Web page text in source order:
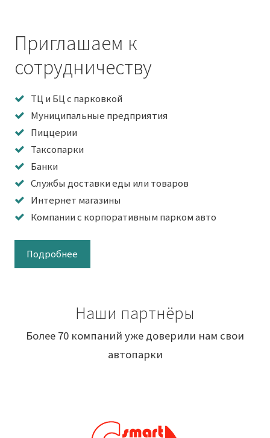
Приглашаем к
сотрудничеству
ТЦ и БЦ с парковкой
Муниципальные предприятия
Пиццерии
Таксопарки
Банки
Службы доставки еды или товаров
Интернет магазины
Компании с корпоративным парком авто
Подробнее
Наши партнёры
Более 70 компаний уже доверили нам свои
автопарки